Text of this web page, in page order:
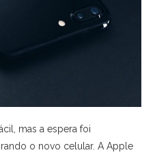
mas a espera foi
o novo celular. A Apple